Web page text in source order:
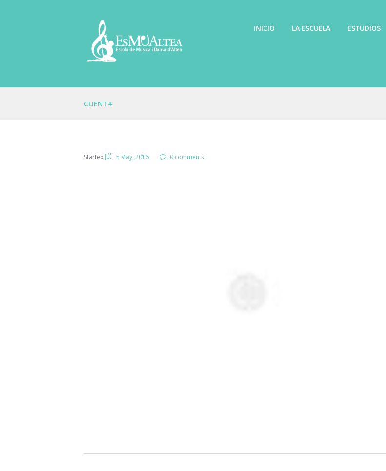
INICIO LA ESCUELA ESTUDIOS
CLIENT4
Started 5 May, 2016 0 comments